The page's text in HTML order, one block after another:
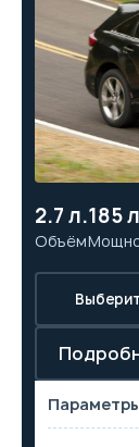
2.7 л.
Объём
185